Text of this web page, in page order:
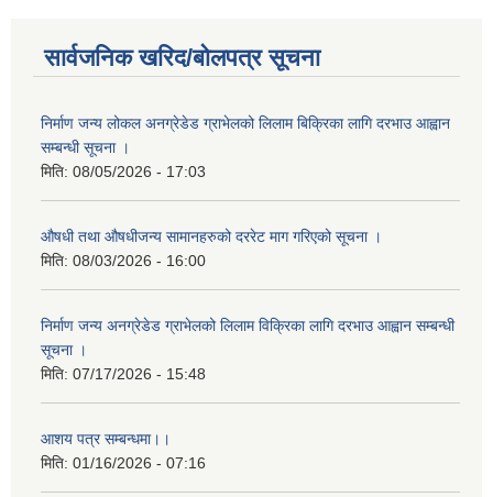
सार्वजनिक खरिद/बोलपत्र सूचना
निर्माण जन्य लोकल अनग्रेडेड ग्राभेलको लिलाम बिक्रिका लागि दरभाउ आह्वान
सम्बन्धी सूचना ।
मिति: 08/05/2026 - 17:03
औषधी तथा औषधीजन्य सामानहरुको दररेट माग गरिएको सूचना ।
मिति: 08/03/2026 - 16:00
निर्माण जन्य अनग्रेडेड ग्राभेलको लिलाम विक्रिका लागि दरभाउ आह्वान सम्बन्धी
सूचना ।
मिति: 07/17/2026 - 15:48
आशय पत्र सम्बन्धमा।।
मिति: 01/16/2026 - 07:16